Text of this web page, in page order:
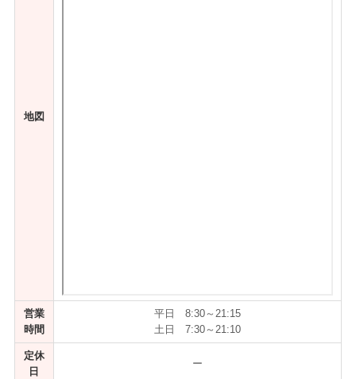
地図
営業
時間
平日 8:30～21:15
土日 7:30～21:10
定休
日
ー